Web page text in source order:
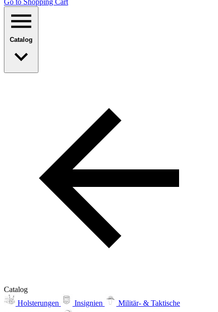
Go to Shopping Сart
Catalog
Catalog
Holsterungen
Insignien
Militär- & Taktische